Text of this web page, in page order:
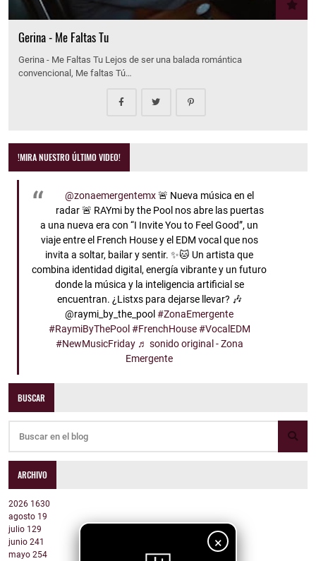
×
Gerina - Me Faltas Tu
Gerina - Me Faltas Tu Lejos de ser una balada romántica
convencional, Me faltas Tú…
!MIRA NUESTRO ÚLTIMO VIDEO!
@zonaemergentemx🚨 Nueva música en el
radar 🚨 RAYmi by the Pool nos abre las puertas
a una nueva era con “I Invite You to Feel Good”, un
viaje entre el French House y el EDM vocal que nos
invita a soltar, bailar y sentir. ✨🐱 Un artista que
combina identidad digital, energía vibrante y un futuro
donde la música y la inteligencia artificial se
encuentran. ¿Listxs para dejarse llevar? 🎶
@raymi_by_the_pool#ZonaEmergente
#RaymiByThePool #FrenchHouse #VocalEDM
#NewMusicFriday ♬ sonido original - Zona
Emergente
BUSCAR
ARCHIVO
2026 1630
agosto 19
julio 129
junio 241
mayo 254